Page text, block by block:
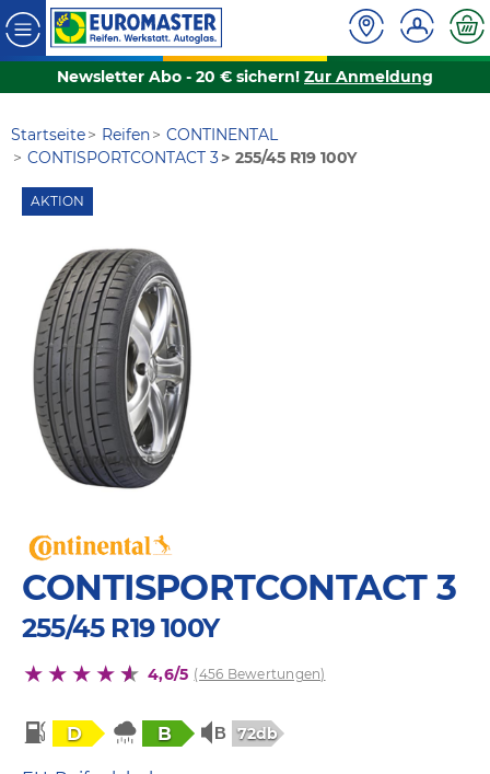
Newsletter Abo - 20 € sichern! Zur Anmeldung
Startseite Reifen
CONTINENTAL
CONTISPORTCONTACT 3
255/45 R19 100Y
AKTION
CONTISPORTCONTACT 3
255/45 R19 100Y
4,6/5 (456 Bewertungen)
D B 72db